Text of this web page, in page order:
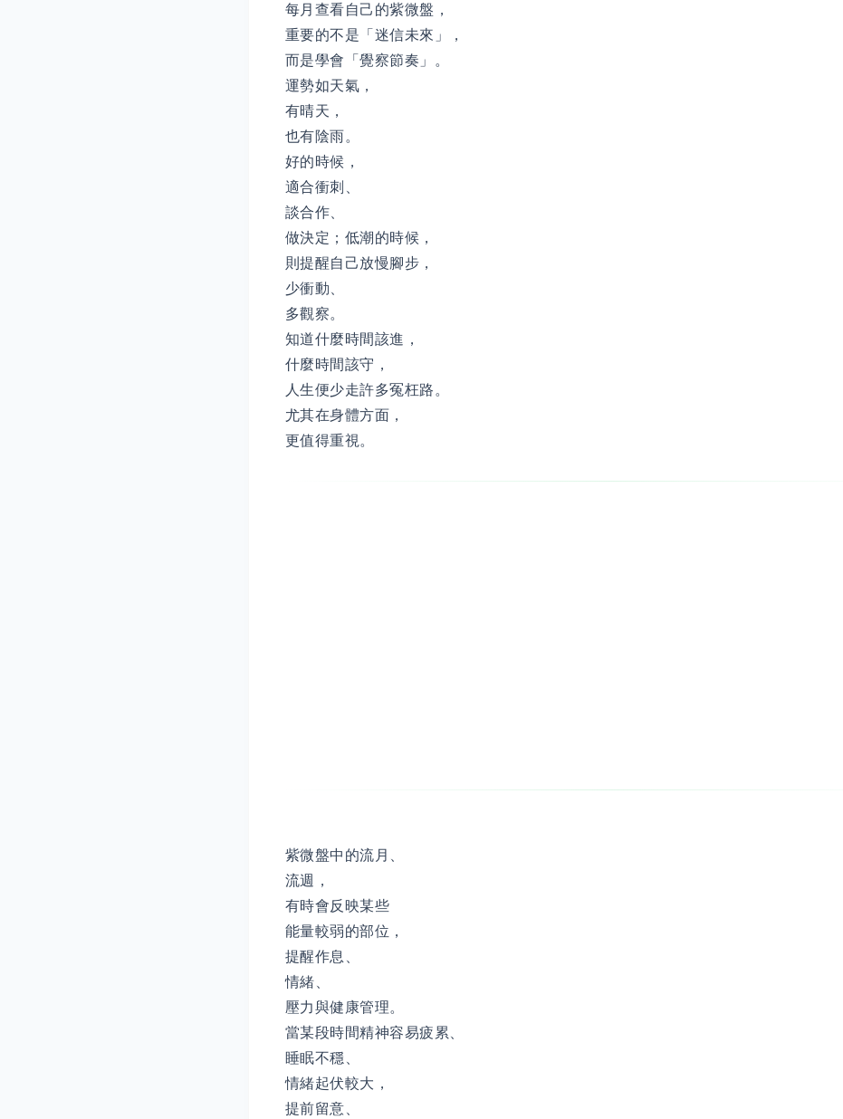
每月查看自己的紫微盤，
重要的不是「迷信未來」，
而是學會「覺察節奏」。
運勢如天氣，
有晴天，
也有陰雨。
好的時候，
適合衝刺、
談合作、
做決定；低潮的時候，
則提醒自己放慢腳步，
少衝動、
多觀察。
知道什麼時間該進，
什麼時間該守，
人生便少走許多冤枉路。
尤其在身體方面，
更值得重視。
紫微盤中的流月、
流週，
有時會反映某些
能量較弱的部位，
提醒作息、
情緒、
壓力與健康管理。
當某段時間精神容易疲累、
睡眠不穩、
情緒起伏較大，
提前留意、